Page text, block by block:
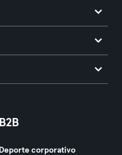
B2B
Deporte corporativo